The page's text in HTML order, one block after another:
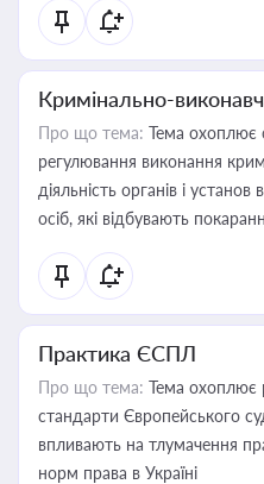
Кримінально-
Про що тема: Тема охоплює
регулювання виконання
діяльність органів і
осіб, які відбувають
Практика ЄСПЛ
Про що тема: Тема охоплює
стандарти Європейського
впливають на тлумачення
норм права в Україні